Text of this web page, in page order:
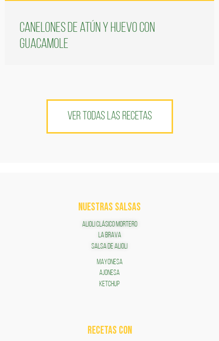
Canelones de atún y huevo con
guacamole
VER TODAS LAS RECETAS
NUESTRAS SALSAS
ALIOLI CLÁSICO MORTERO
LA BRAVA
SALSA DE ALIOLI
MAYONESA
AJONESA
KETCHUP
RECETAS COn